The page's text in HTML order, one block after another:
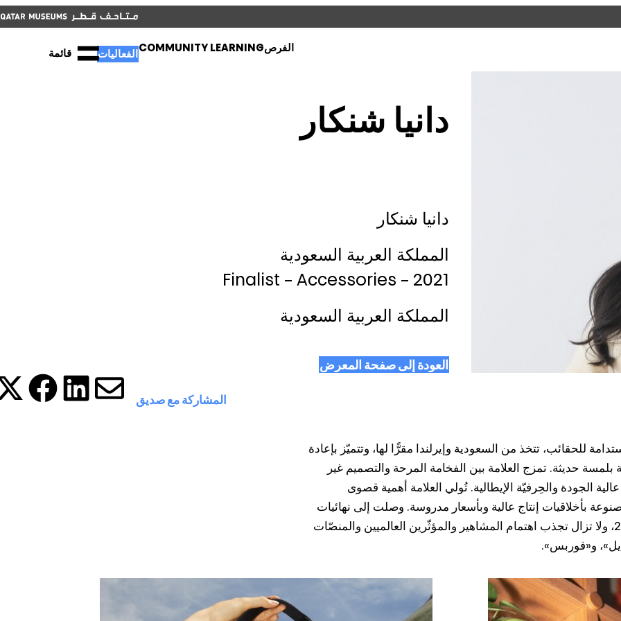
الفرصCOMMUNITY LEARNINGالفعاليات قائمة
دانيا شنكار
دانيا شنكار
المملكة العربية السعودية
Finalist – Accessories – 2021
المملكة العربية السعودية
العودة إلى صفحة المعرض
المشاركة مع صديق
للحقائب، تتخذ من السعودية وإيرلندا مقرًّا لها، وتتميّز بإعادة
بلمسة حديثة. تمزج العلامة بين الفخامة المرحة والتصميم غير
الجودة والحِرفيّة الإيطالية. تُولي العلامة أهمية قصوى
بأخلاقيات إنتاج عالية وبأسعار مدروسة. وصلت إلى نهائيات
«فاشن ترست العربية» عام 2021، ولا تزال تجذب اهتمام المشاهير والمؤثّرين العالميين والمنصّات
و«فوربس».
الفعالياتENGLISH أغلق
أو المواقع على
أغلق